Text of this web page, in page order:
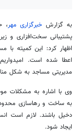
به گزارشخبرگزاری مهر،
پشتیبانی سخت‌افزاری و
اظهار کرد: این کمیته با
اعطا شده است.
مدیریتی مساجد به شکل
وی با اشاره به مشکلات
به ساخت و رهاسازی
دخیل باشند. لازم است
ایجاد شود.